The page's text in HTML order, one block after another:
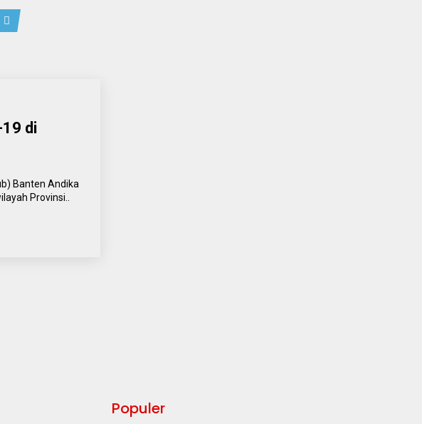
di
Banten Andika
Provinsi..
Populer